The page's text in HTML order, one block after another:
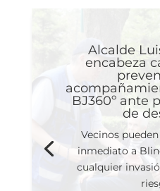
Alcalde
encabeza
BJ360º ante
de
Vecinos
inmediato a
cualquier